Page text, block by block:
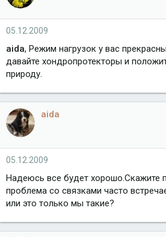
05.12.2009
aida, Режим нагрузок у вас
давайте хондропротекторы и
природу.
aida
05.12.2009
Надеюсь все будет хорошо.Скажите
проблема со связками часто
или это только мы такие?